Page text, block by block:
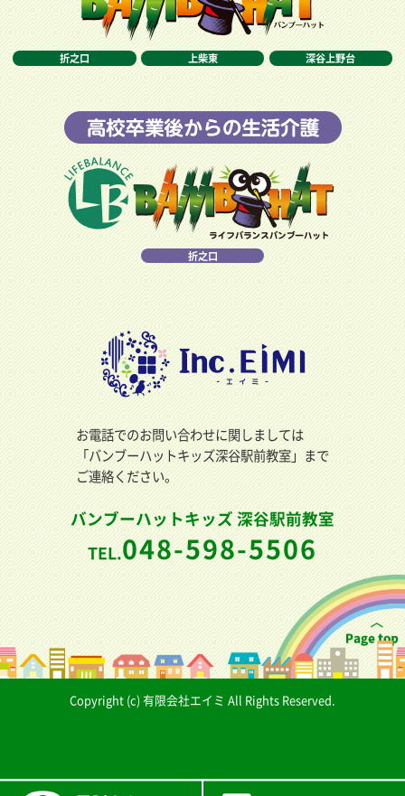
折之口 上柴東 深谷上野台
折之口
お電話でのお問い合わせに関しましては
「バンブーハットキッズ深谷駅前教室」まで
ご連絡ください。
バンブーハットキッズ 深谷駅前教室
TEL.048-598-5506
Copyright (c) 有限会社エイミ All Rights Reserved.